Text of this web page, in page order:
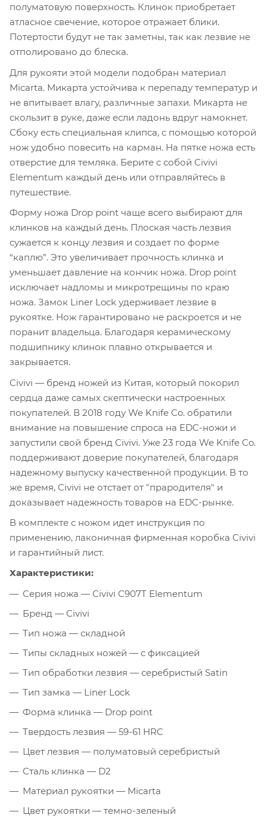
полуматовую поверхность. Клинок приобретает
атласное свечение, которое отражает блики.
Потертости будут не так заметны, так как лезвие не
отполировано до блеска.
Для рукояти этой модели подобран материал
Micarta. Микарта устойчива к перепаду температур и
не впитывает влагу, различные запахи. Микарта не
скользит в руке, даже если ладонь вдруг намокнет.
Сбоку есть специальная клипса, с помощью которой
нож удобно повесить на карман. На пятке ножа есть
отверстие для темляка. Берите с собой Civivi
Elementum каждый день или отправляйтесь в
путешествие.
Форму ножа Drop point чаще всего выбирают для
клинков на каждый день. Плоская часть лезвия
сужается к концу лезвия и создает по форме
“каплю”. Это увеличивает прочность клинка и
уменьшает давление на кончик ножа. Drop point
исключает надломы и микротрещины по краю
ножа. Замок Liner Lock удерживает лезвие в
рукоятке. Нож гарантировано не раскроется и не
поранит владельца. Благодаря керамическому
подшипнику клинок плавно открывается и
закрывается.
Civivi — бренд ножей из Китая, который покорил
сердца даже самых скептически настроенных
покупателей. В 2018 году We Knife Co. обратили
внимание на повышение спроса на EDC-ножи и
запустили свой бренд Civivi. Уже 23 года We Knife Co.
поддерживают доверие покупателей, благодаря
надежному выпуску качественной продукции. В то
же время, Civivi не отстает от "прародителя" и
доказывает надежность товаров на EDC-рынке.
В комплекте с ножом идет инструкция по
применению, лаконичная фирменная коробка Civivi
и гарантийный лист.
Характеристики:
Серия ножа — Civivi C907T Elementum
Бренд — Civivi
Тип ножа — складной
Типы складных ножей — с фиксацией
Тип обработки лезвия — серебристый Satin
Тип замка — Liner Lock
Форма клинка — Drop point
Твердость лезвия — 59-61 HRC
Цвет лезвия — полуматовый серебристый
Сталь клинка — D2
Материал рукоятки — Micarta
Цвет рукоятки — темно-зеленый